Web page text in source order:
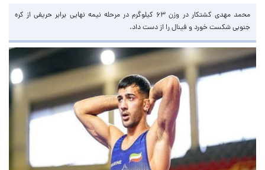
محمد مهدی کشتکار در وزن ۶۳ کیلوگرم در مرحله نیمه نهایی برابر حریفی از کره
جنوبی شکست خورد و فینال را از دست داد.